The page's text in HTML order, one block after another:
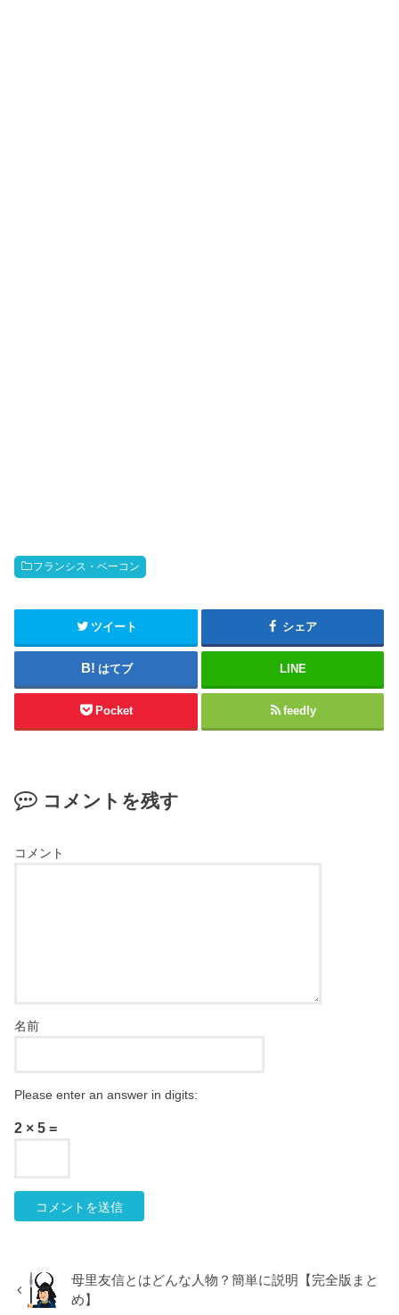
フランシス・ベーコン
ツイート シェア
はてブ LINE
Pocket feedly
コメントを残す
コメント
名前
Please enter an answer in digits:
2 × 5 =
母里友信とはどんな人物？簡単に説明【完全版まと
め】